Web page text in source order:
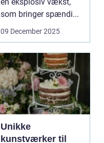
som bringer spændi...
09 December 2025
Unikke
kunstværker til